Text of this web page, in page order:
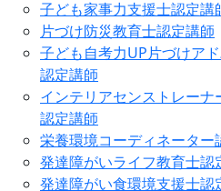
子ども家事力支援士認定講
片づけ防災教育士認定講師
子ども自考力UP片づけア
認定講師
インテリアセンストレーナ
認定講師
栄養環境コーディネーター
発達障がいライフ教育士認
発達障がい食環境支援士認